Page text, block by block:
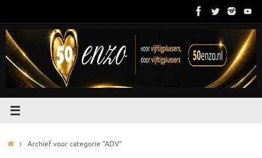
de
inhoud
HomeArchief voor categorie "ADV"